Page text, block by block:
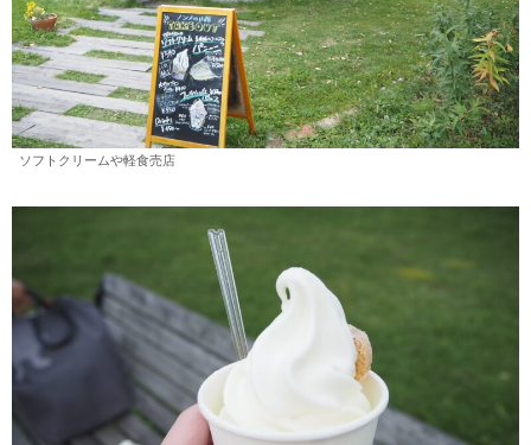
ソフトクリームや軽食売店